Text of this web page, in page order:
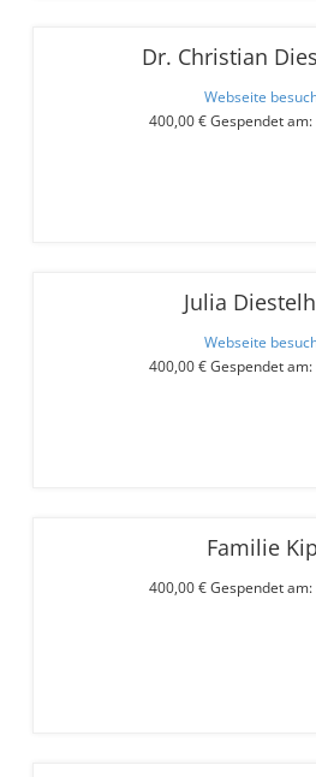
Dr. Christian
Webseite
400,00 € Gespendet
Julia
Webseite
400,00 € Gespendet
Familie
400,00 € Gespendet